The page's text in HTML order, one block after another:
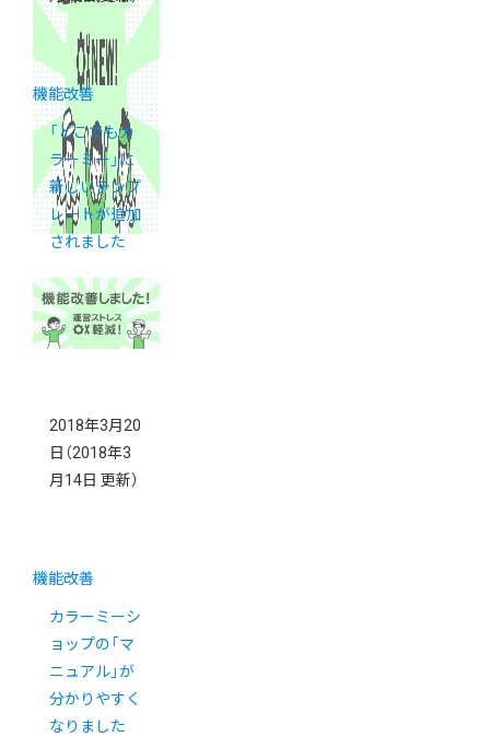
機能改善
「どこでもカ
ラーミー」に
新しいテンプ
レートが追加
されました
2018年3月20
日 （2018年3
月14日 更新）
機能改善
カラーミーシ
ョップの「マ
ニュアル」が
分かりやすく
なりました